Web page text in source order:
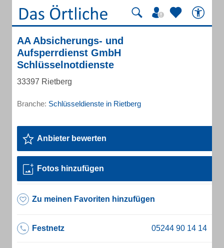
AA Absicherungs- und
Aufsperrdienst GmbH
Schlüsselnotdienste
33397 Rietberg
Branche: Schlüsseldienste in Rietberg
Anbieter bewerten
Fotos hinzufügen
Zu meinen Favoriten hinzufügen
Festnetz